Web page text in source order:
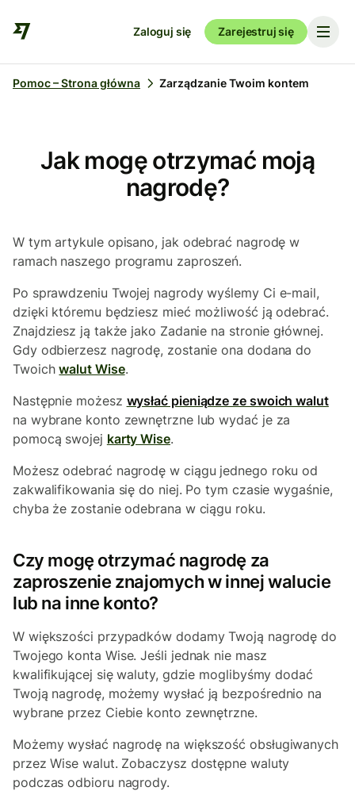
Zaloguj się Zarejestruj się
Pomoc – Strona główna Zarządzanie Twoim kontem
Jak mogę otrzymać moją
nagrodę?
W tym artykule opisano, jak odebrać nagrodę w
ramach naszego programu zaproszeń.
Po sprawdzeniu Twojej nagrody wyślemy Ci e-mail,
dzięki któremu będziesz mieć możliwość ją odebrać.
Znajdziesz ją także jako Zadanie na stronie głównej.
Gdy odbierzesz nagrodę, zostanie ona dodana do
Twoichwalut Wise.
Następnie możesz wysłać pieniądze ze swoich walut
na wybrane konto zewnętrzne lub wydać je za
pomocą swojej karty Wise.
Możesz odebrać nagrodę w ciągu jednego roku od
zakwalifikowania się do niej. Po tym czasie wygaśnie,
chyba że zostanie odebrana w ciągu roku.
Czy mogę otrzymać nagrodę za
zaproszenie znajomych w innej walucie
lub na inne konto?
W większości przypadków dodamy Twoją nagrodę do
Twojego konta Wise. Jeśli jednak nie masz
kwalifikującej się waluty, gdzie moglibyśmy dodać
Twoją nagrodę, możemy wysłać ją bezpośrednio na
wybrane przez Ciebie konto zewnętrzne.
Możemy wysłać nagrodę na większość obsługiwanych
przez Wise walut. Zobaczysz dostępne waluty
podczas odbioru nagrody.